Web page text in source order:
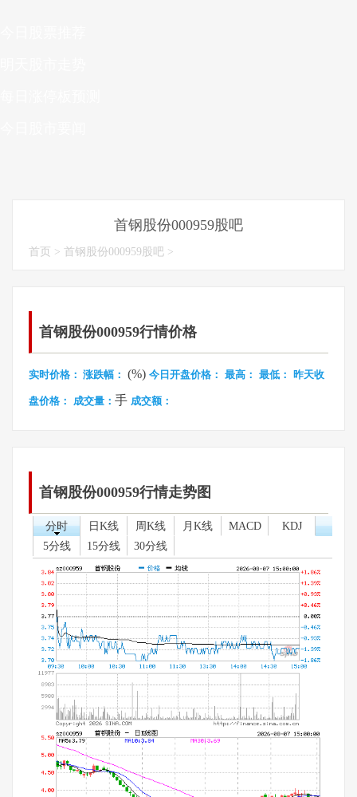
首钢股份000959股吧
首页 > 首钢股份000959股吧 >
首钢股份000959行情价格
实时价格： 涨跌幅： (%) 今日开盘价格： 最高： 最低： 昨天收
盘价格： 成交量： 手 成交额：
首钢股份000959行情走势图
分时 日K线 周K线 月K线 MACD
KDJ
5分线
15分线 30分线